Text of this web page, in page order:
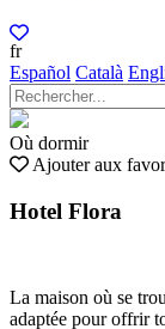
fr
Español Català
Où dormir
Ajouter aux
Hotel Flora
La maison où se
adaptée pour offrir